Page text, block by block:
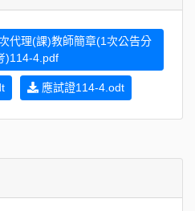
代理(課)教師簡章(1次公告分
)114-4.pdf
應試證114-4.odt